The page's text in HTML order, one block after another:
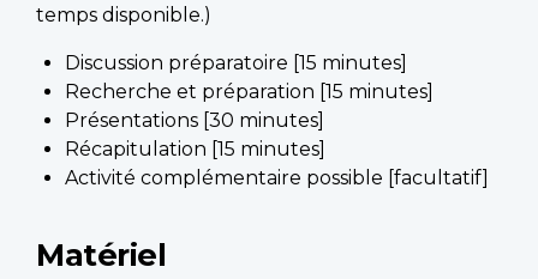
temps disponible.)
Discussion préparatoire [15 minutes]
Recherche et préparation [15 minutes]
Présentations [30 minutes]
Récapitulation [15 minutes]
Activité complémentaire possible [facultatif]
Matériel